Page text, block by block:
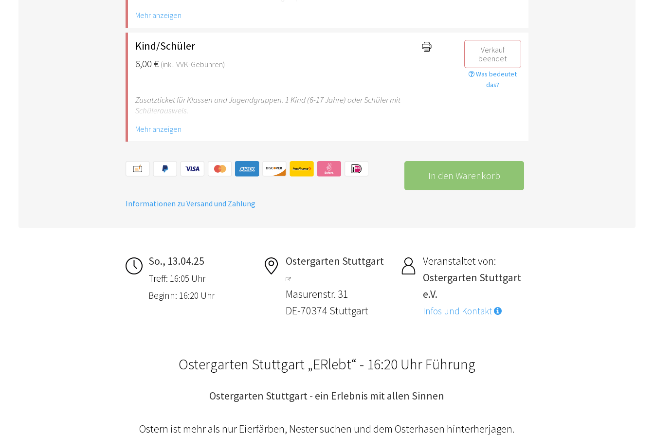
Hinweis: Für Kinder unter 6 Jahren ist der Ostergarten Stuttgart nicht
empfehlenswert.
Mehr anzeigen
Kind/Schüler
6,00 € (inkl. VVK-Gebühren)
Verkauf
beendet
Was bedeutet
das?
Zusatzticket für Klassen und Jugendgruppen. 1 Kind (6-17 Jahre) oder Schüler mit
Schülerausweis.
Hinweis: Für Kinder unter 6 Jahren ist der Ostergarten Stuttgart nicht
empfehlenswert.
Mehr anzeigen
In den Warenkorb
Informationen zu Versand und Zahlung
So., 13.04.25
Treff: 16:05 Uhr
Beginn: 16:20 Uhr
Ostergarten Stuttgart
Masurenstr. 31
DE-70374 Stuttgart
Veranstaltet von:
Ostergarten Stuttgart
e.V.
Infos und Kontakt
Ostergarten Stuttgart „ERlebt“ - 16:20 Uhr Führung
Ostergarten Stuttgart - ein Erlebnis mit allen Sinnen
Ostern ist mehr als nur Eierfärben, Nester suchen und dem Osterhasen hinterherjagen.